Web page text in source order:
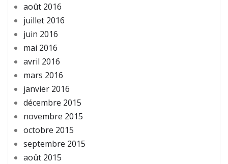
août 2016
juillet 2016
juin 2016
mai 2016
avril 2016
mars 2016
janvier 2016
décembre 2015
novembre 2015
octobre 2015
septembre 2015
août 2015